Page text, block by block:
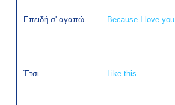
Επειδή σ' αγαπώ Because I love you
Έτσι Like this